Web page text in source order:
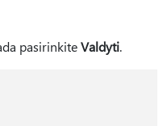
pasirinkiteValdyti.